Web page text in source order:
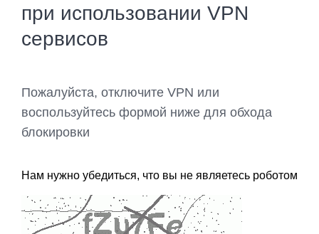
при использовании VPN
сервисов
Пожалуйста, отключите VPN или
воспользуйтесь формой ниже для обхода
блокировки
Нам нужно убедиться, что вы не являетесь роботом